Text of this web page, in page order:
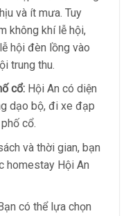
và ít mưa. Tuy
không khí lễ hội,
hội đèn lồng vào
trung thu.
cổ: Hội An có diện
dạo bộ, đi xe đạp
cổ.
và thời gian, bạn
homestay Hội An
có thể lựa chọn